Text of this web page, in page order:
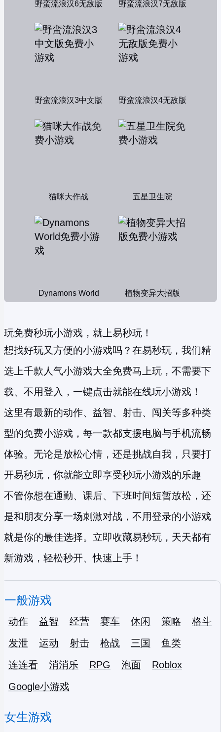
野蛮流浪汉6无敌版 野蛮流浪汉7无敌版
野蛮流浪汉3中文版 野蛮流浪汉4无敌版
猫咪大作战 五星卫生院
Dynamons World 植物变异大招版
玩免费秒玩小游戏，就上易秒玩！
想找好玩又方便的小游戏吗？在易秒玩，我们精
选上千款人气小游戏大全免费马上玩，不需要下
载、不用登入，一键点击就能在线玩小游戏！
这里有最新的动作、益智、射击、闯关等多种类
型的免费小游戏 ，每一款都支援电脑与手机流畅
体验。无论是放松心情，还是挑战自我，只要打
开易秒玩，你就能立即享受秒玩小游戏的乐趣
不管你想在通勤、课后、下班时间短暂放松，还
是和朋友分享一场刺激对战，不用登录的小游戏
就是你的最佳选择。立即收藏易秒玩，天天都有
新游戏，轻松秒开、快速上手！
一般游戏
动作 益智 经营 赛车 休闲 策略
格斗
发泄
运动 射击 枪战 三国
鱼类
连连看
消消乐 RPG 泡面
Roblox
Google小游戏
女生游戏